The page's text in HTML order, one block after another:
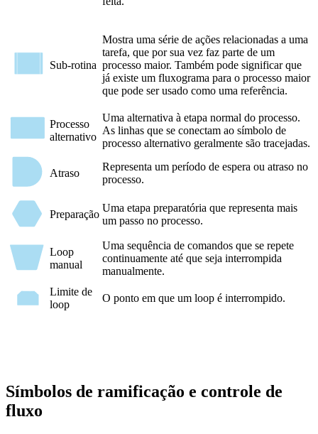
Sub-rotina
Mostra uma série de ações relacionadas a uma
tarefa, que por sua vez faz parte de um
processo maior. Também pode significar que
já existe um fluxograma para o processo maior
que pode ser usado como uma referência.
Processo
alternativo
Uma alternativa à etapa normal do processo.
As linhas que se conectam ao símbolo de
processo alternativo geralmente são tracejadas.
Atraso
Representa um período de espera ou atraso no
processo.
Preparação
Uma etapa preparatória que representa mais
um passo no processo.
Loop
manual
Uma sequência de comandos que se repete
continuamente até que seja interrompida
manualmente.
Limite de
loop
O ponto em que um loop é interrompido.
Símbolos de ramificação e controle de
fluxo